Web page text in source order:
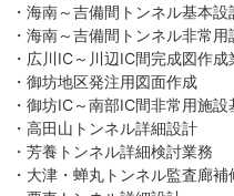
・海南～吉備間トンネル基本設
・海南～吉備間トンネル非常
・広川IC～川辺IC間完成図作成
・御坊地区発注用図面作成
・御坊IC～南部IC間非常用施
・高田山トンネル詳細設計
・芳養トンネル詳細検討業務
・大津・蝉丸トンネル監査廊補